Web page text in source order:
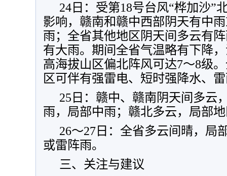
24日：受第18号台风“桦加沙”
影响，赣南和赣中西部阴天有中
雨；全省其他地区阴天间多云有
有大雨。期间全省气温略有下降
高海拔山区偏北阵风可达7～8级
区可伴有强雷电、短时强降水、
25日：赣中、赣南阴天间多云
雨，局部中雨；赣北多云，局部
26～27日：全省多云间晴，局
或雷阵雨。
三、关注与建议